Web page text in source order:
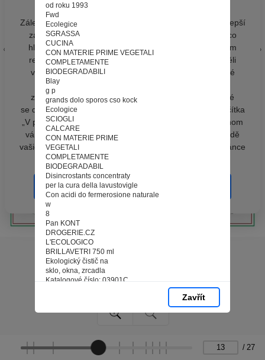
od roku 1993
Fwd
Ecolegice
SGRASSA
CUCINA
CON MATERIE PRIME VEGETALI
COMPLETAMENTE
BIODEGRADABILI
Blay
g p
grands dolo sporos cso kock
Ecologice
SCIOGLI
CALCARE
CON MATERIE PRIME
VEGETALI
COMPLETAMENTE
BIODEGRADABIL
Disincrostants concentraty
per la cura della lavustovigle
Con acidi do fermerosione naturale
w
8
Pan KONT
DROGERIE.CZ
L'ECOLOGICO
BRILLAVETRI 750 ml
Ekologický čistič na
sklo, okna, zrcadla
Katalogové číslo: 03901C
Ekologický odmašťovač
L'ECOLOGICO SCIOGLI
CALCARE 500 ml
Zavřít
/ 27
Záleží nám na tom, aby pro vás nakupování bylo co nejlepší
zážitkem. Abyste na našich stránkách rychle našli to, co
hledáte, ušetřili spoustu klikání a nezobrazovaly se vám
reklamy na věci, které vás nezajímají. Abyste web viděli
v zobrazení na které jste zvyklí a nemuseli se pokaždé
přihlašovat. Proto od vás potřebujeme souhlas se
zpracováním souborů cookies - malých souborů, které
se dočasně ukládají ve vašem prohlížeči. Stisknutím tlačítka
„V pořádku“ souhlasíte s nastavením cookies tak, abychom
vám poskytovali smysluplné a užitečné služby na základě
vašich údajů. Svůj souhlas můžete kdykoli změnit na stránce
zpracování osobních údajů.
Spravovat cookies